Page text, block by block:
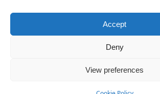
Accept
Deny
View preferences
Ginekološka ordinacija Prim. Dr.
Antuna Branka Šimića 2a, 71000
Radno vrijeme: Pon–Pet 08:00–17:00
Politika privatnosti
© 2026 Ginekološka ordinacija Prim. dr. Nejra